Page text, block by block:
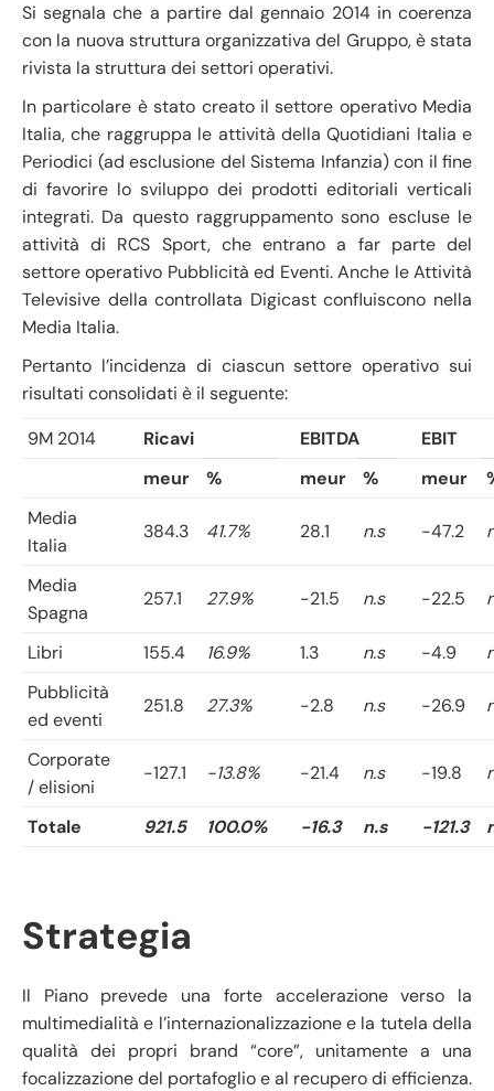
Si segnala che a partire dal gennaio 2014 in coerenza
con la nuova struttura organizzativa del Gruppo, è stata
rivista la struttura dei settori operativi.
In particolare è stato creato il settore operativo Media
Italia, che raggruppa le attività della Quotidiani Italia e
Periodici (ad esclusione del Sistema Infanzia) con il fine
di favorire lo sviluppo dei prodotti editoriali verticali
integrati. Da questo raggruppamento sono escluse le
attività di RCS Sport, che entrano a far parte del
settore operativo Pubblicità ed Eventi. Anche le Attività
Televisive della controllata Digicast confluiscono nella
Media Italia.
Pertanto l’incidenza di ciascun settore operativo sui
risultati consolidati è il seguente:
9M 2014
Ricavi EBITDA
EBIT
meur
% meur % meur
Media
Italia
384.3 41.7% 28.1 n.s -47.2
Media
Spagna
257.1 27.9% -21.5 n.s -22.5
Libri 155.4 16.9% 1.3 n.s -4.9
Pubblicità
ed eventi
251.8 27.3% -2.8 n.s -26.9
Corporate
/ elisioni
-127.1 -13.8% -21.4 n.s -19.8
Totale 921.5 100.0% -16.3 n.s -121.3
Strategia
Il Piano prevede una forte accelerazione verso la
multimedialità e l’internazionalizzazione e la tutela della
qualità dei propri brand “core”, unitamente a una
focalizzazione del portafoglio e al recupero di efficienza.